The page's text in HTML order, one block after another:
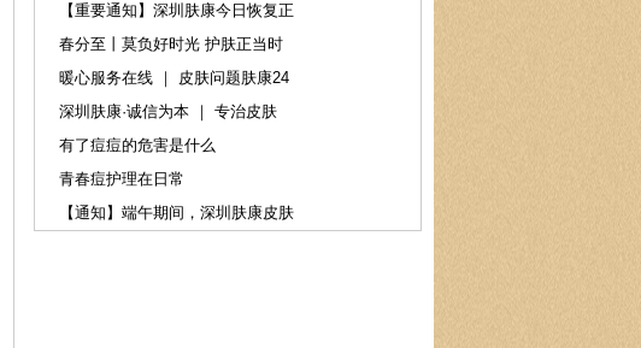
【重要通知】深圳肤康今日恢复正
春分至丨莫负好时光 护肤正当时
暖心服务在线 ｜ 皮肤问题肤康24
深圳肤康·诚信为本 ｜ 专治皮肤
有了痘痘的危害是什么
青春痘护理在日常
【通知】端午期间，深圳肤康皮肤